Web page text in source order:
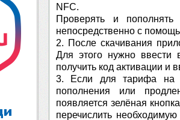
NFC.
Проверять и
непосредственно с
2. После скачивания
Для этого нужно ввести
получить код активации и
3. Если для тарифа на
пополнения или
появляется зелёная
перечислить